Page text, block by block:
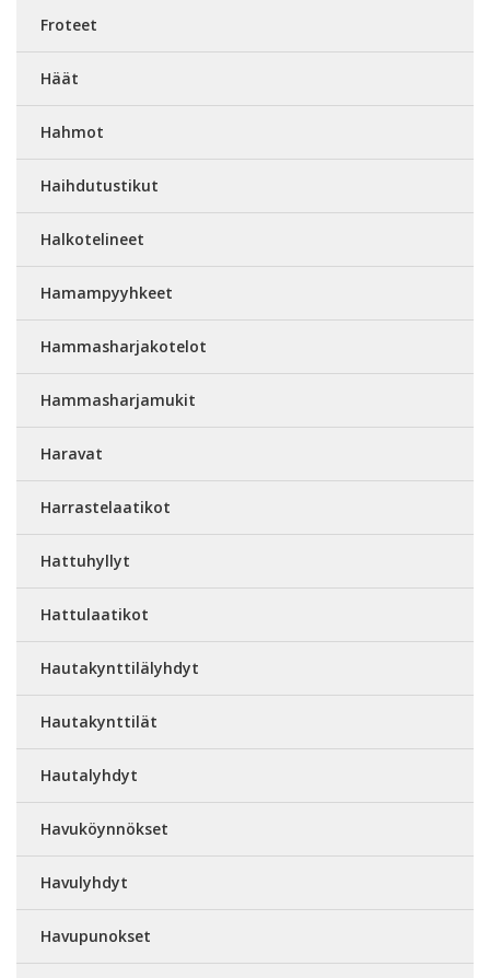
Froteet
Häät
Hahmot
Haihdutustikut
Halkotelineet
Hamampyyhkeet
Hammasharjakotelot
Hammasharjamukit
Haravat
Harrastelaatikot
Hattuhyllyt
Hattulaatikot
Hautakynttilälyhdyt
Hautakynttilät
Hautalyhdyt
Havuköynnökset
Havulyhdyt
Havupunokset